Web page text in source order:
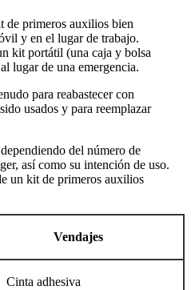
de primeros auxilios bien
y en el lugar de trabajo.
kit portátil (una caja y bolsa
lugar de una emergencia.
para reabastecer con
usados y para reemplazar
del número de
así como su intención de uso.
un kit de primeros auxilios
Vendajes
Cinta adhesiva